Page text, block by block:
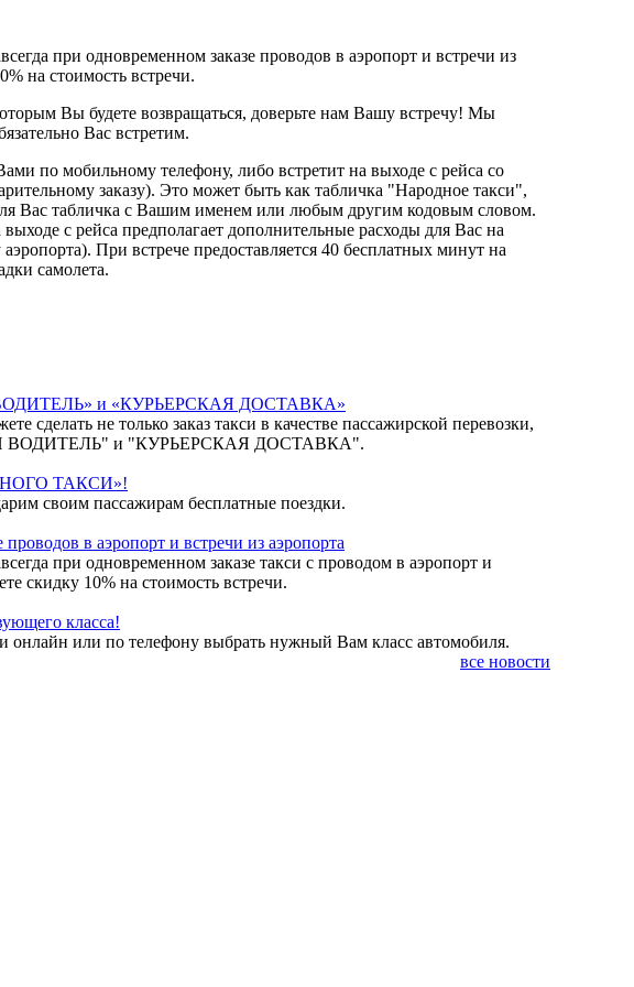
при одновременном заказе проводов в аэропорт и встречи из
на стоимость встречи.
Вы будете возвращаться, доверьте нам Вашу встречу! Мы
Вас встретим.
по мобильному телефону, либо встретит на выходе с рейса со
заказу). Это может быть как табличка "Народное такси",
Вас табличка с Вашим именем или любым другим кодовым словом.
с рейса предполагает дополнительные расходы для Вас на
При встрече предоставляется 40 бесплатных минут на
самолета.
и «КУРЬЕРСКАЯ ДОСТАВКА»
сделать не только заказ такси в качестве пассажирской перевозки,
ВОДИТЕЛЬ" и "КУРЬЕРСКАЯ ДОСТАВКА".
ТАКСИ»!
своим пассажирам бесплатные поездки.
в аэропорт и встречи из аэропорта
при одновременном заказе такси с проводом в аэропорт и
скидку 10% на стоимость встречи.
класса!
онлайн или по телефону выбрать нужный Вам класс автомобиля.
все новости